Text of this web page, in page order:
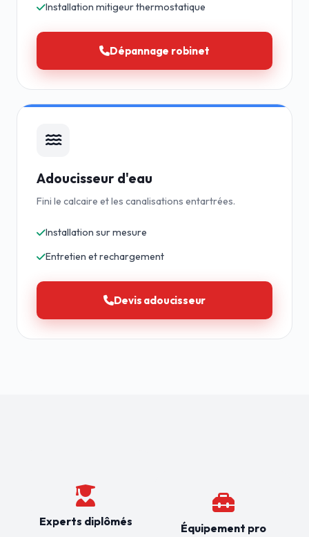
Installation mitigeur thermostatique
Dépannage robinet
Adoucisseur d'eau
Fini le calcaire et les canalisations entartrées.
Installation sur mesure
Entretien et rechargement
Devis adoucisseur
Experts diplômés Équipement pro